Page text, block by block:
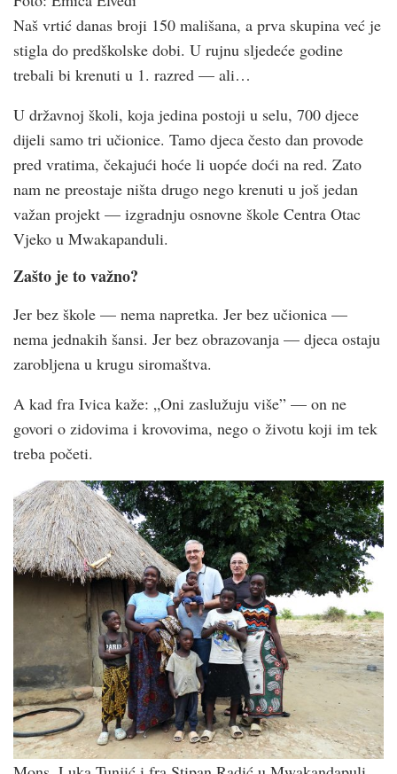
Naš vrtić danas broji 150 mališana, a prva skupina već je
stigla do predškolske dobi. U rujnu sljedeće godine
trebali bi krenuti u 1. razred — ali…
U državnoj školi, koja jedina postoji u selu, 700 djece
dijeli samo tri učionice. Tamo djeca često dan provode
pred vratima, čekajući hoće li uopće doći na red. Zato
nam ne preostaje ništa drugo nego krenuti u još jedan
važan projekt — izgradnju osnovne škole Centra Otac
Vjeko u Mwakapanduli.
Zašto je to važno?
Jer bez škole — nema napretka. Jer bez učionica —
nema jednakih šansi. Jer bez obrazovanja — djeca ostaju
zarobljena u krugu siromaštva.
A kad fra Ivica kaže: „Oni zaslužuju više” — on ne
govori o zidovima i krovovima, nego o životu koji im tek
treba početi.